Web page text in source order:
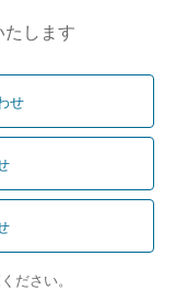
します
せ
ださい。